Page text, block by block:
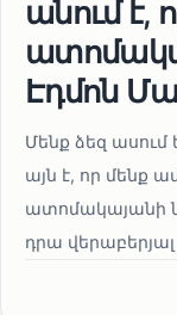
անում է,
Էդմոն
Մենք ձեզ ասում
այն է, որ մենք
ատոմակայանի
դրա